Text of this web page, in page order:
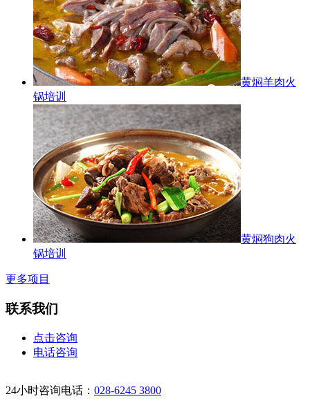
黄焖羊肉火
锅培训
黄焖狗肉火
锅培训
更多项目
联系我们
点击咨询
电话咨询
24小时咨询电话： 028-6245 3800